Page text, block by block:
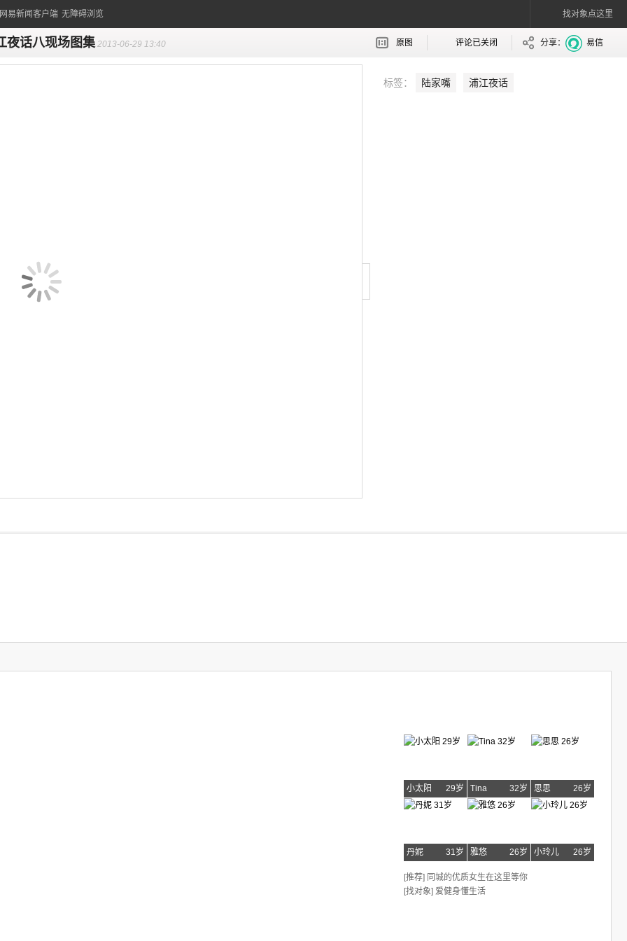
易新闻客户端 无障碍浏览 找对象点这里
夜话八现场图集 2013-06-29 13:40 原图 评论已关闭 分享： 易信
标签： 陆家嘴 浦江夜话
小太阳 29岁 Tina 32岁 思思 26岁
丹妮 31岁 雅悠 26岁 小玲儿 26岁
[推荐] 同城的优质女生在这里等你
[找对象] 爱健身懂生活